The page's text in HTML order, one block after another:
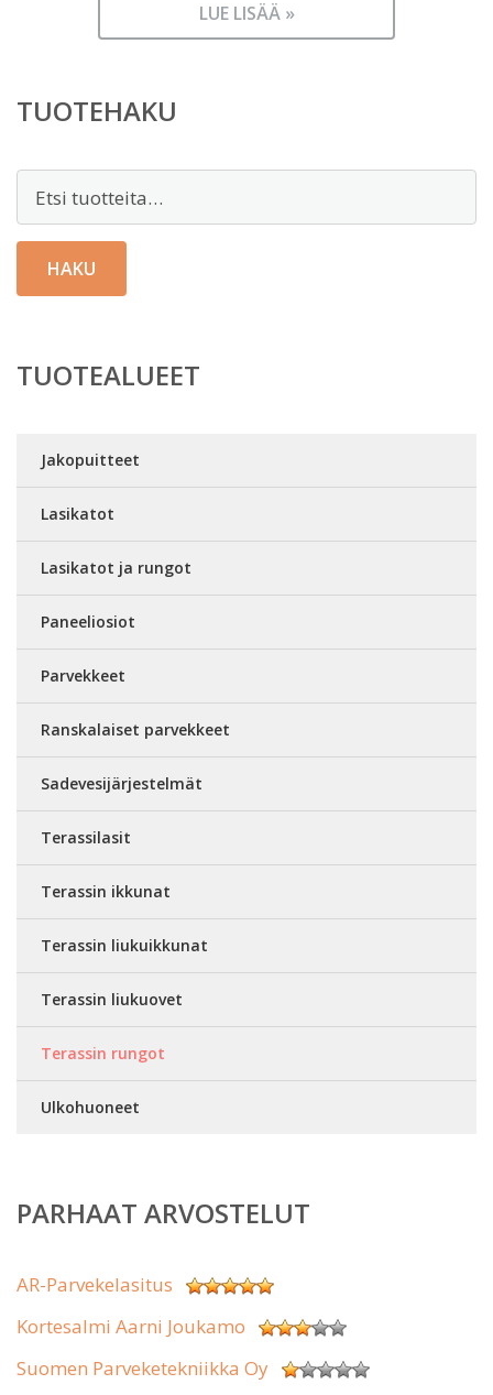
LUE LISÄÄ »
TUOTEHAKU
HAKU
TUOTEALUEET
Jakopuitteet
Lasikatot
Lasikatot ja rungot
Paneeliosiot
Parvekkeet
Ranskalaiset parvekkeet
Sadevesijärjestelmät
Terassilasit
Terassin ikkunat
Terassin liukuikkunat
Terassin liukuovet
Terassin rungot
Ulkohuoneet
PARHAAT ARVOSTELUT
AR-Parvekelasitus
Kortesalmi Aarni Joukamo
Suomen Parveketekniikka Oy